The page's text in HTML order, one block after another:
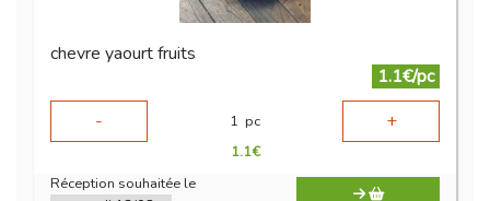
chevre yaourt fruits
1.1€/pc
-
1 pc +
1.1€
Réception souhaitée le